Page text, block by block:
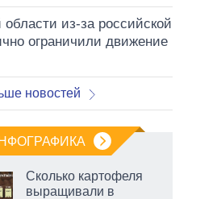
из-за российской
ограничили движение
новостей
Сколько картофеля
выращивали в